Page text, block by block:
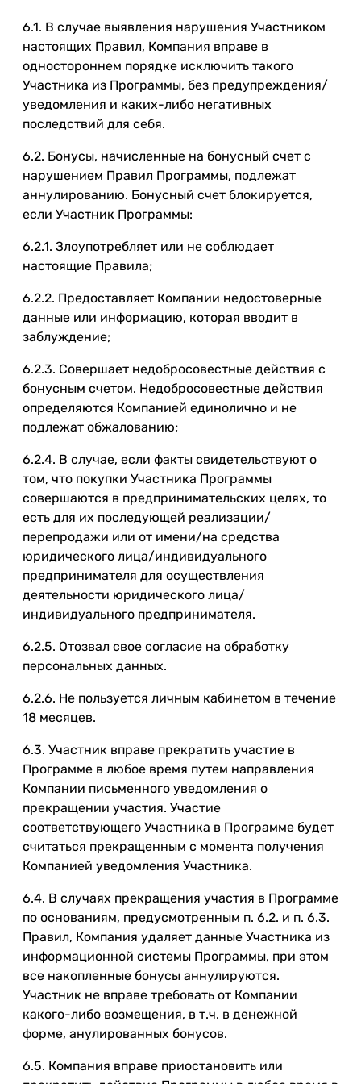
6.1. В случае выявления нарушения Участником
настоящих Правил, Компания вправе в
одностороннем порядке исключить такого
Участника из Программы, без предупреждения/
уведомления и каких-либо негативных
последствий для себя.
6.2. Бонусы, начисленные на бонусный счет с
нарушением Правил Программы, подлежат
аннулированию. Бонусный счет блокируется,
если Участник Программы:
6.2.1. Злоупотребляет или не соблюдает
настоящие Правила;
6.2.2. Предоставляет Компании недостоверные
данные или информацию, которая вводит в
заблуждение;
6.2.3. Совершает недобросовестные действия с
бонусным счетом. Недобросовестные действия
определяются Компанией единолично и не
подлежат обжалованию;
6.2.4. В случае, если факты свидетельствуют о
том, что покупки Участника Программы
совершаются в предпринимательских целях, то
есть для их последующей реализации/
перепродажи или от имени/на средства
юридического лица/индивидуального
предпринимателя для осуществления
деятельности юридического лица/
индивидуального предпринимателя.
6.2.5. Отозвал свое согласие на обработку
персональных данных.
6.2.6. Не пользуется личным кабинетом в течение
18 месяцев.
6.3. Участник вправе прекратить участие в
Программе в любое время путем направления
Компании письменного уведомления о
прекращении участия. Участие
соответствующего Участника в Программе будет
считаться прекращенным с момента получения
Компанией уведомления Участника.
6.4. В случаях прекращения участия в Программе
по основаниям, предусмотренным п. 6.2. и п. 6.3.
Правил, Компания удаляет данные Участника из
информационной системы Программы, при этом
все накопленные бонусы аннулируются.
Участник не вправе требовать от Компании
какого-либо возмещения, в т.ч. в денежной
форме, анулированных бонусов.
6.5. Компания вправе приостановить или